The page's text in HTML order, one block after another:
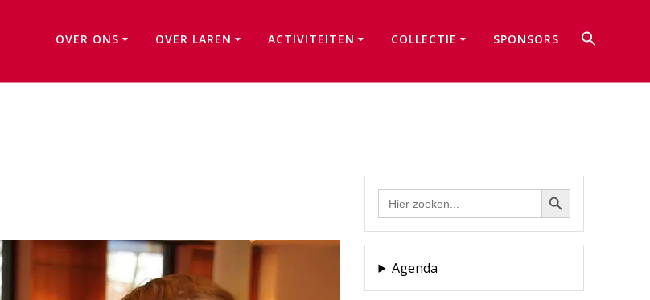
OVER ONS OVER LAREN ACTIVITEITEN COLLECTIE SPONSORS
Zoek
naar:
Zoekknop
Agenda